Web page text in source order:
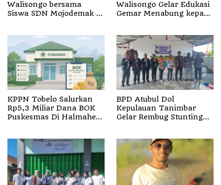
Walisongo bersama
Siswa SDN Mojodemak 3
Walisongo Gelar Edukasi
Gemar Menabung kepada
KPPN Tobelo Salurkan
Rp5,3 Miliar Dana BOK
Puskesmas Di Halmahera
BPD Atubul Dol
Kepulauan Tanimbar
Gelar Rembug Stunting